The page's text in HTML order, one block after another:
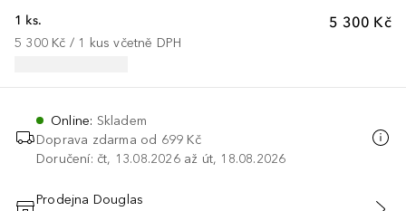
5 300 Kč
1 ks.
5 300 Kč / 1 kus včetně DPH
Online: Skladem
Doprava zdarma od 699 Kč
Doručení: čt, 13.08.2026 až út, 18.08.2026
Prodejna Douglas